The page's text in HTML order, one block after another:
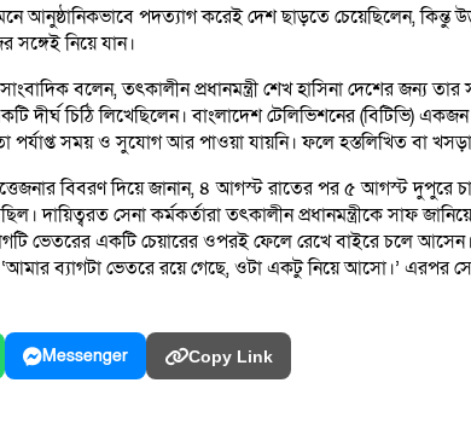
আনুষ্ঠানিকভাবে পদত্যাগ করেই দেশ ছাড়তে চেয়েছিলেন, কিন্তু
সঙ্গেই নিয়ে যান।
বলেন, তৎকালীন প্রধানমন্ত্রী শেখ হাসিনা দেশের জন্য
দীর্ঘ চিঠি লিখেছিলেন। বাংলাদেশ টেলিভিশনের (বিটিভি)
পর্যাপ্ত সময় ও সুযোগ আর পাওয়া যায়নি। ফলে হস্তলিখিত বা
বিবরণ দিয়ে জানান, ৪ আগস্ট রাতের পর ৫ আগস্ট
দায়িত্বরত সেনা কর্মকর্তারা তৎকালীন প্রধানমন্ত্রীকে
ভেতরের একটি চেয়ারের ওপরই ফেলে রেখে বাইরে চলে
‘আমার ব্যাগটা ভেতরে রয়ে গেছে, ওটা একটু নিয়ে আসো।’ এরপর
Messenger Copy Link